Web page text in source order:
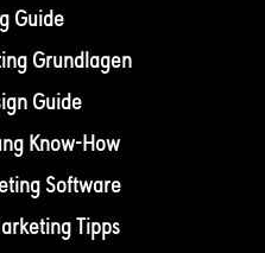
Guide
Grundlagen
Guide
Know-How
Software
Tipps